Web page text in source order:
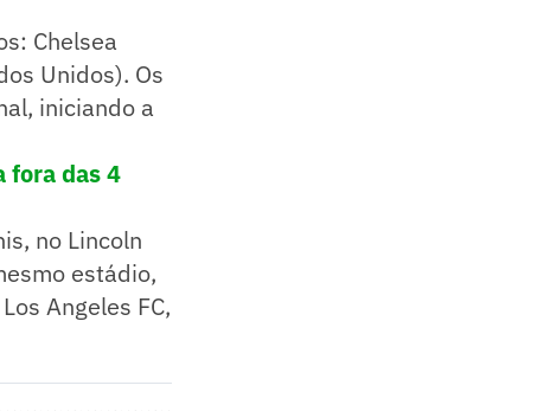
Chelsea
Unidos). Os
iniciando a
fora das 4
no Lincoln
estádio,
Angeles FC,